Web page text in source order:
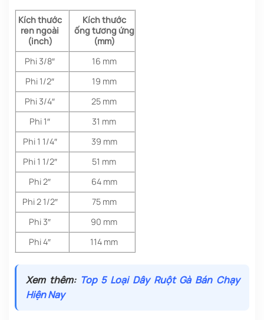
Kích thước
ren ngoài
(inch)
Kích thước
ống tương ứng
(mm)
Phi 3/8″
16 mm
Phi 1/2″
19 mm
Phi 3/4″
25 mm
Phi 1″
31 mm
Phi 1 1/4″
39 mm
Phi 1 1/2″
51 mm
Phi 2″
64 mm
Phi 2 1/2″
75 mm
Phi 3″
90 mm
Phi 4″
114 mm
Xem thêm: Top 5 Loại Dây Ruột Gà Bán Chạy
Hiện Nay